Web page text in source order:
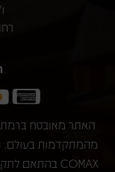
ו'
רחוב
מהמתקדמות בעולם.